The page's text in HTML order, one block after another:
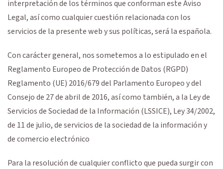
interpretación de los términos que conforman este Aviso
Legal, así como cualquier cuestión relacionada con los
servicios de la presente web y sus políticas, será la española.
Con carácter general, nos sometemos a lo estipulado en el
Reglamento Europeo de Protección de Datos (RGPD)
Reglamento (UE) 2016/679 del Parlamento Europeo y del
Consejo de 27 de abril de 2016, así como también, a la Ley de
Servicios de Sociedad de la Información (LSSICE), Ley 34/2002,
de 11 de julio, de servicios de la sociedad de la información y
de comercio electrónico
Para la resolución de cualquier conflicto que pueda surgir con